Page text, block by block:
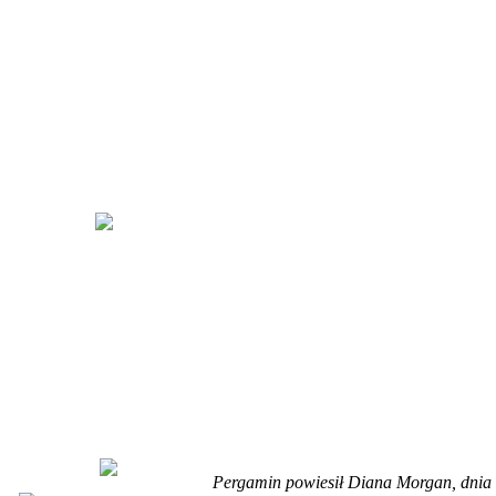
Pergamin powiesił Diana Morgan, dnia